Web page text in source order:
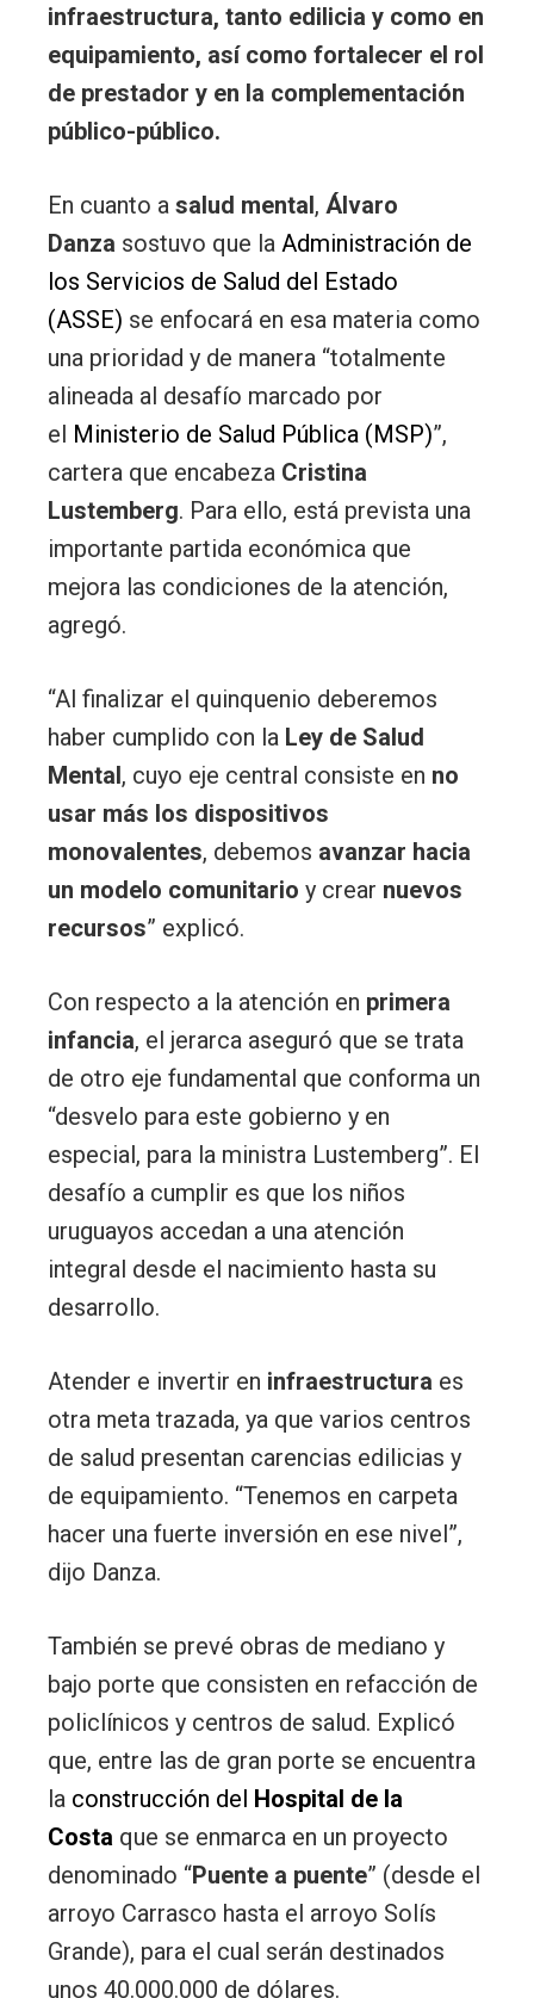
infraestructura, tanto edilicia y como en
equipamiento, así como fortalecer el rol
de prestador y en la complementación
público-público.
En cuanto a salud mental, Álvaro
Danza sostuvo que la Administración de
los Servicios de Salud del Estado
(ASSE) se enfocará en esa materia como
una prioridad y de manera “totalmente
alineada al desafío marcado por
el Ministerio de Salud Pública (MSP)”,
cartera que encabeza Cristina
Lustemberg. Para ello, está prevista una
importante partida económica que
mejora las condiciones de la atención,
agregó.
“Al finalizar el quinquenio deberemos
haber cumplido con la Ley de Salud
Mental, cuyo eje central consiste en no
usar más los dispositivos
monovalentes, debemos avanzar hacia
un modelo comunitario y crear nuevos
recursos” explicó.
Con respecto a la atención en primera
infancia, el jerarca aseguró que se trata
de otro eje fundamental que conforma un
“desvelo para este gobierno y en
especial, para la ministra Lustemberg”. El
desafío a cumplir es que los niños
uruguayos accedan a una atención
integral desde el nacimiento hasta su
desarrollo.
Atender e invertir en infraestructura es
otra meta trazada, ya que varios centros
de salud presentan carencias edilicias y
de equipamiento. “Tenemos en carpeta
hacer una fuerte inversión en ese nivel”,
dijo Danza.
También se prevé obras de mediano y
bajo porte que consisten en refacción de
policlínicos y centros de salud. Explicó
que, entre las de gran porte se encuentra
la construcción del Hospital de la
Costa que se enmarca en un proyecto
denominado “Puente a puente” (desde el
arroyo Carrasco hasta el arroyo Solís
Grande), para el cual serán destinados
unos 40.000.000 de dólares.